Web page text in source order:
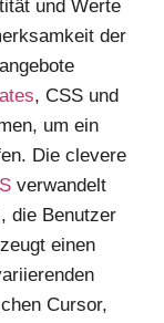
und Werte
der
, CSS und
um ein
Die clevere
verwandelt
die Benutzer
einen
Cursor,